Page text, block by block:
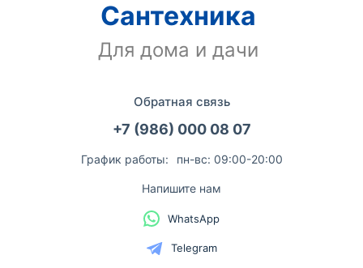
Сантехника
Для дома и дачи
Обратная связь
+7 (986) 000 08 07
График работы: пн-вс: 09:00-20:00
Напишите нам
WhatsApp
Telegram